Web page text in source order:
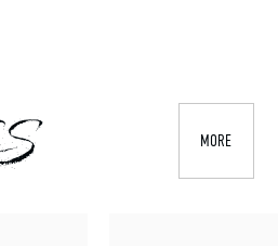
MORE